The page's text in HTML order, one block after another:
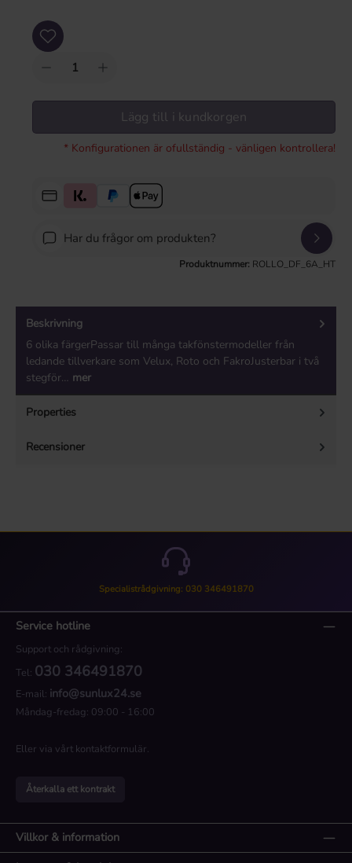
Produktkvantitet: Ange önskat värde eller använd knapparna för att öka eller
Lägg till i kundkorgen
* Konfigurationen är ofullständig - vänligen kontrollera!
Har du frågor om produkten?
Produktnummer: ROLLO_DF_6A_HT
Beskrivning
6 olika färgerPassar till många takfönstermodeller från
ledande tillverkare som Velux, Roto och FakroJusterbar i två
stegför… mer
Properties
Recensioner
Specialistrådgivning: 030 346491870
Service hotline
Support och rådgivning:
Tel: 030 346491870
E-mail: info@sunlux24.se
Måndag-fredag: 09:00 - 16:00
Eller via vårt kontaktformulär.
Återkalla ett kontrakt
Villkor & information